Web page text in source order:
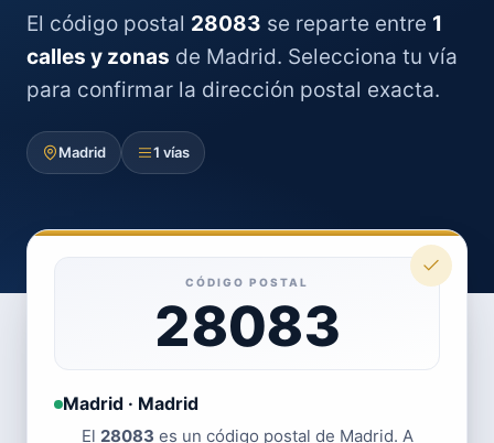
El código postal 28083 se reparte entre 1
calles y zonas de Madrid. Selecciona tu vía
para confirmar la dirección postal exacta.
Madrid 1 vías
CÓDIGO POSTAL
28083
Madrid · Madrid
El 28083 es un código postal de Madrid. A